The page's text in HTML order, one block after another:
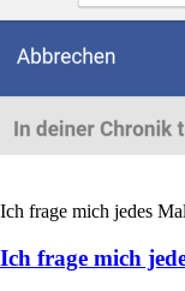
Ich frage mich jedes
Ich frage mich